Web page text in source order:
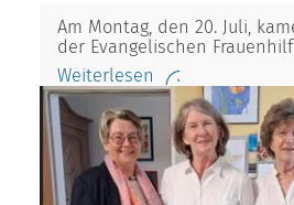
Am Montag, den 20. Juli,
der Evangelischen
Weiterlesen